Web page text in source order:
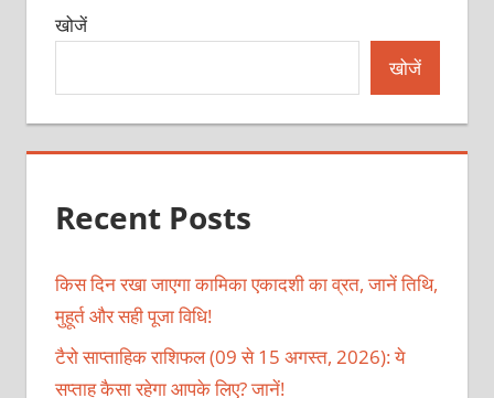
खोजें
खोजें
Recent Posts
किस दिन रखा जाएगा कामिका एकादशी का व्रत, जानें तिथि,
मुहूर्त और सही पूजा विधि!
टैरो साप्ताहिक राशिफल (09 से 15 अगस्त, 2026): ये
सप्ताह कैसा रहेगा आपके लिए? जानें!